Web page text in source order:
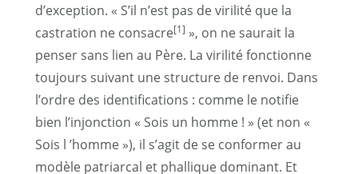
d’exception. « S’il n’est pas de virilité que la
castration ne consacre[1] », on ne saurait la
penser sans lien au Père. La virilité fonctionne
toujours suivant une structure de renvoi. Dans
l’ordre des identifications : comme le notifie
bien l’injonction « Sois un homme ! » (et non «
Sois l ’homme »), il s’agit de se conformer au
modèle patriarcal et phallique dominant. Et